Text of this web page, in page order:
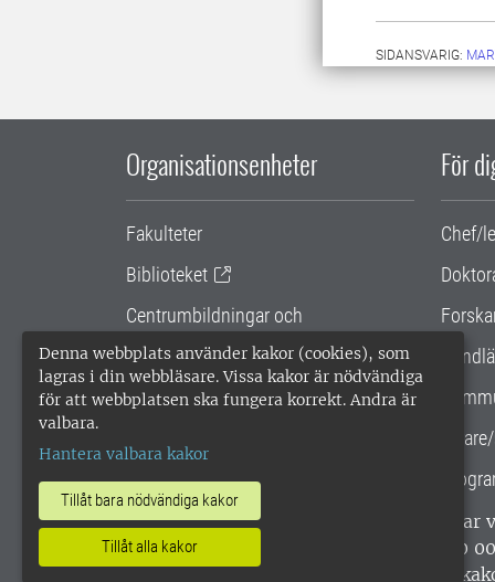
Denna webbplats använder kakor (cookies), som
lagras i din webbläsare. Vissa kakor är nödvändiga
för att webbplatsen ska fungera korrekt. Andra är
valbara.
Hantera valbara kakor
Tillåt bara nödvändiga kakor
Tillåt alla kakor
SIDANSVARIG:
Organisationsenheter
Fakulteter
Biblioteket
Centrumbildningar och
samarbetsprojekt
Gemensamma verksamhetsstödet
För
Chef/
SLU, Sveriges lantbruksuniversitet, har
enligt ISO 14001. •
Telefon: 018-67 10
webbplatser
Hantera